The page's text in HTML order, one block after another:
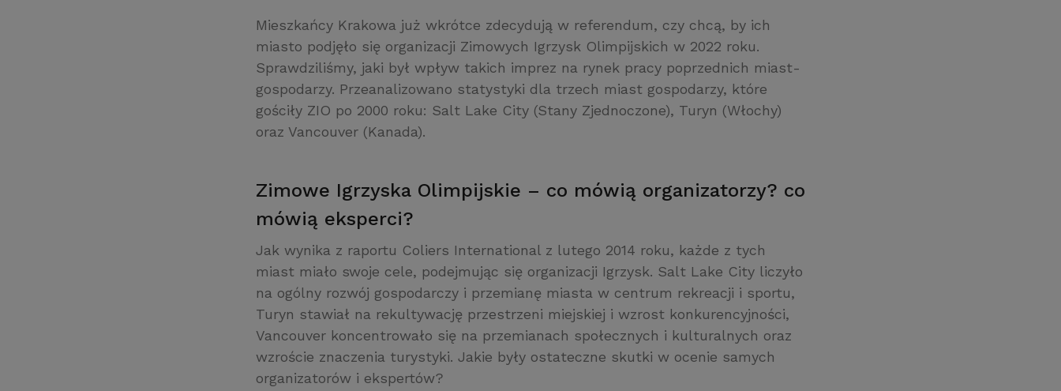
Mieszkańcy Krakowa już wkrótce zdecydują w referendum, czy chcą, by ich
miasto podjęło się organizacji Zimowych Igrzysk Olimpijskich w 2022 roku.
Sprawdziliśmy, jaki był wpływ takich imprez na rynek pracy poprzednich miast-
gospodarzy. Przeanalizowano statystyki dla trzech miast gospodarzy, które
gościły ZIO po 2000 roku: Salt Lake City (Stany Zjednoczone), Turyn (Włochy)
oraz Vancouver (Kanada).
Zimowe Igrzyska Olimpijskie – co mówią organizatorzy? co
mówią eksperci?
Jak wynika z raportu Coliers International z lutego 2014 roku, każde z tych
miast miało swoje cele, podejmując się organizacji Igrzysk. Salt Lake City liczyło
na ogólny rozwój gospodarczy i przemianę miasta w centrum rekreacji i sportu,
Turyn stawiał na rekultywację przestrzeni miejskiej i wzrost konkurencyjności,
Vancouver koncentrowało się na przemianach społecznych i kulturalnych oraz
wzroście znaczenia turystyki. Jakie były ostateczne skutki w ocenie samych
organizatorów i ekspertów?